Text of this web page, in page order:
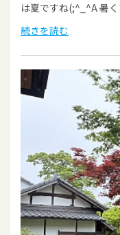
は夏ですね(;^_^A 暑
続きを読む